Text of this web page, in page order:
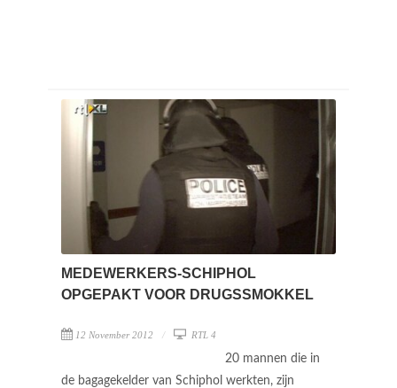
MEDEWERKERS-SCHIPHOL
OPGEPAKT VOOR DRUGSSMOKKEL
12 November 2012 RTL 4
20 mannen die in
de bagagekelder van Schiphol werkten, zijn